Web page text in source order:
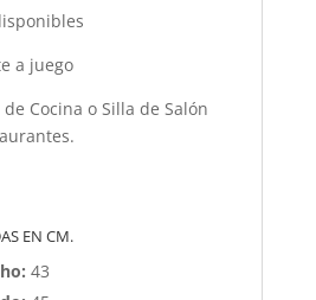
a juego
Cocina o Silla de Salón
EN CM.
43